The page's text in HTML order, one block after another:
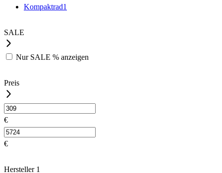
Kompaktrad1
SALE
Nur SALE % anzeigen
Preis
€
€
Hersteller 1